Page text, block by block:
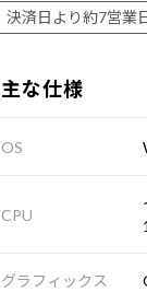
決済日より約7営業
主な仕様
OS
CPU
グラフィックス